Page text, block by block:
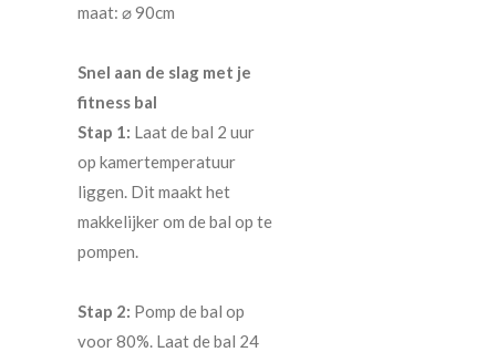
maat: ⌀ 90cm
Snel aan de slag met je
fitness bal
Stap 1: Laat de bal 2 uur
op kamertemperatuur
liggen. Dit maakt het
makkelijker om de bal op te
pompen.
Stap 2: Pomp de bal op
voor 80%. Laat de bal 24